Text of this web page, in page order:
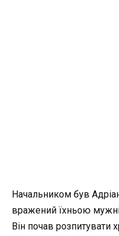
Начальником був
вражений їхньою
Він почав розпитувати